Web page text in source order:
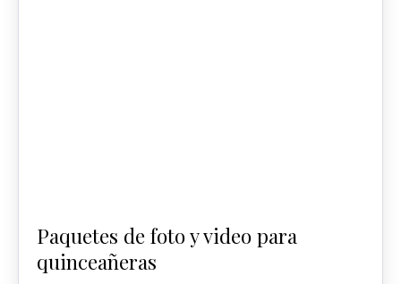
Paquetes de foto y video para
quinceañeras